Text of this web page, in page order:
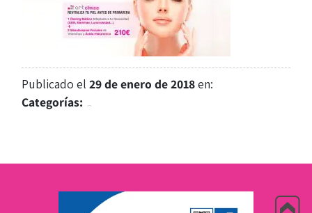
Publicado el29 de enero de 2018en:
Categorías: